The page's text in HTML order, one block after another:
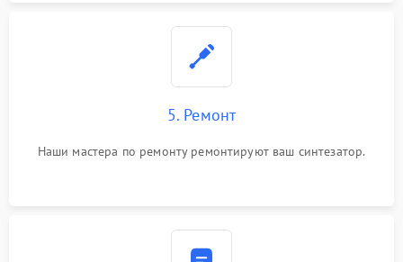
5. Ремонт
Наши мастера по ремонту ремонтируют ваш синтезатор.